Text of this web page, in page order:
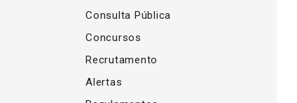
Consulta Pública
Concursos
Recrutamento
Alertas